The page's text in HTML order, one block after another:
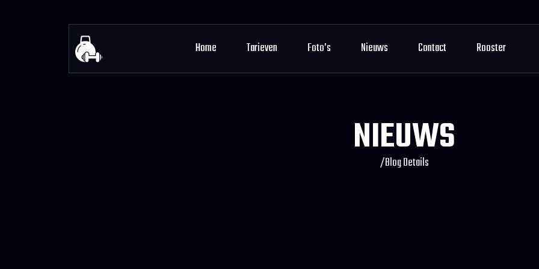
Home Tarieven Foto’s Nieuws Contact Rooster
NIEUWS
/Blog Details